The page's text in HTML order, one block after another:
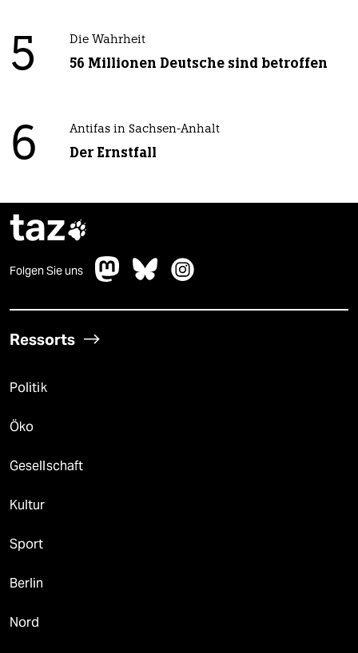
5 Die Wahrheit
56 Millionen Deutsche sind betroffen
6 Antifas in Sachsen-Anhalt
Der Ernstfall
taz
Folgen Sie uns
Ressorts
Politik
Öko
Gesellschaft
Kultur
Sport
Berlin
Nord